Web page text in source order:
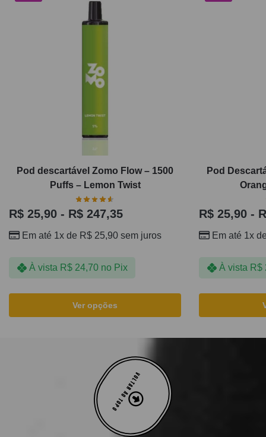
Pod descartável Zomo Flow – 1500
Puffs – Lemon Twist
R$ 25,90 - R$ 247,35
Em até 1x de R$ 25,90 sem juros
À vista R$24,70 no Pix
Ver opções
Pod
R$ 25,90 -
Em até 1x
À vista R$
VOLTAR AO TOPO